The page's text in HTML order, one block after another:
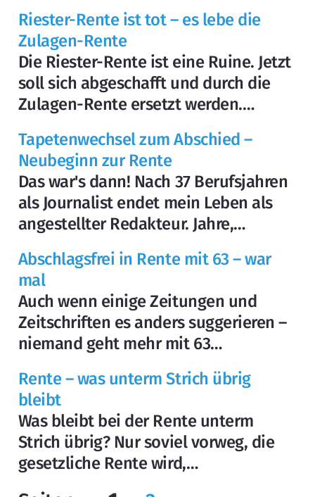
Riester-Rente ist tot – es lebe die
Zulagen-Rente
Die Riester-Rente ist eine Ruine. Jetzt
soll sich abgeschafft und durch die
Zulagen-Rente ersetzt werden.…
Tapetenwechsel zum Abschied –
Neubeginn zur Rente
Das war's dann! Nach 37 Berufsjahren
als Journalist endet mein Leben als
angestellter Redakteur. Jahre,…
Abschlagsfrei in Rente mit 63 – war
mal
Auch wenn einige Zeitungen und
Zeitschriften es anders suggerieren –
niemand geht mehr mit 63…
Rente – was unterm Strich übrig
bleibt
Was bleibt bei der Rente unterm
Strich übrig? Nur soviel vorweg, die
gesetzliche Rente wird,…